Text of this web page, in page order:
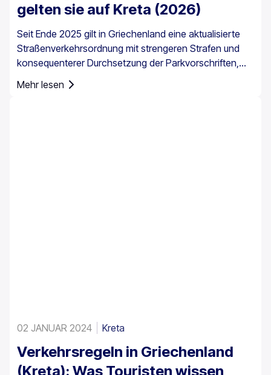
gelten sie auf Kreta (2026)
Seit Ende 2025 gilt in Griechenland eine aktualisierte
Straßenverkehrsordnung mit strengeren Strafen und
konsequenterer Durchsetzung der Parkvorschriften,
insbesondere in Stadtzentren, an Häfen, in
Fußgängerzonen und in bewirtschafteten
Mehr lesen
02 JANUAR 2024 Kreta
Verkehrsregeln in Griechenland
(Kreta): Was Touristen wissen